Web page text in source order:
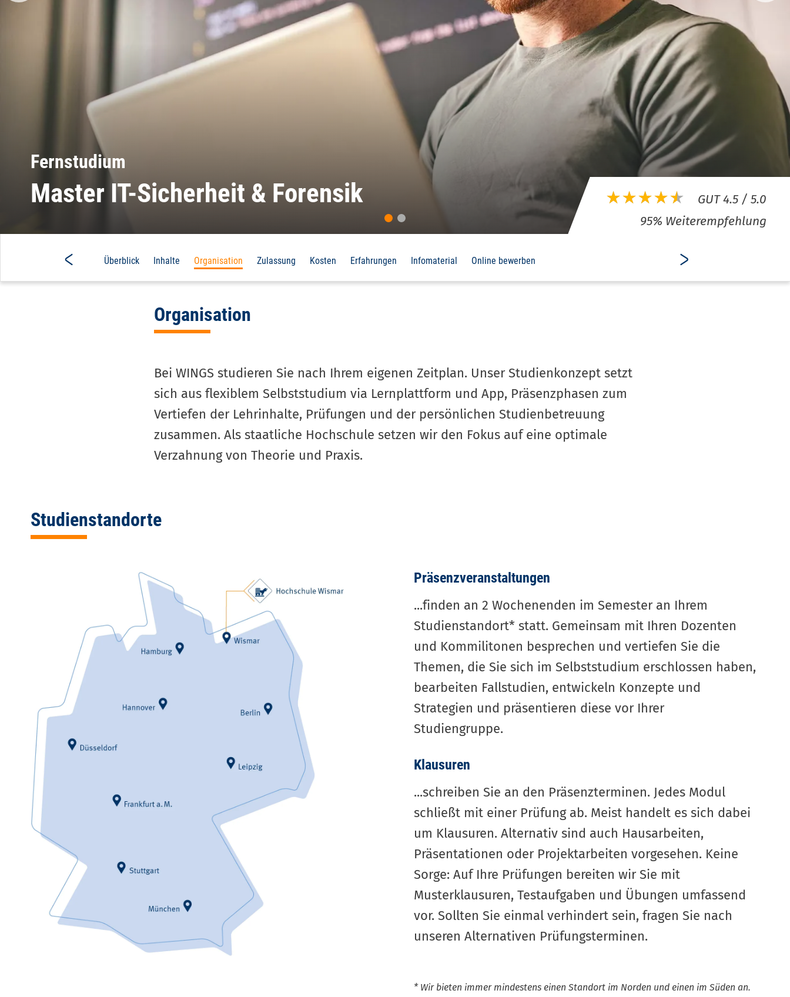
95% Weiterempfehlung
Im Kampf gegen Cybercrime
navigation
Überblick Inhalte Organisation Zulassung Kosten Erfahrungen Infomaterial Online bewerben
Organisation
Bei WINGS studieren Sie nach Ihrem eigenen Zeitplan. Unser Studienkonzept setzt
sich aus flexiblem Selbststudium via Lernplattform und App, Präsenzphasen zum
Vertiefen der Lehrinhalte, Prüfungen und der persönlichen Studien­betreuung
zusammen. Als staatliche Hochschule setzen wir den Fokus auf eine optimale
Verzahnung von Theorie und Praxis.
Studienstandorte
Präsenzveranstaltungen
...finden an ­2 Wochenenden im Semester an Ihrem
Studienstandort* statt. Gemeinsam mit Ihren Dozenten
und Kommilitonen besprechen und vertiefen Sie die
Themen, die Sie sich im Selbststudium erschlossen haben,
bearbeiten Fallstudien, entwickeln Konzepte und
Strategien und präsentieren diese vor Ihrer
Studiengruppe.
Klausuren
...schreiben Sie an den Präsenzterminen. Jedes Modul
schließt mit einer Prüfung ab. Meist handelt es sich dabei
um Klausuren. Alternativ sind auch Hausarbeiten,
Präsentationen oder Projektarbeiten vorgesehen. Keine
Sorge: Auf Ihre Prüfungen bereiten wir Sie mit
Musterklausuren, Testaufgaben und Übungen umfassend
vor. Sollten Sie einmal verhindert sein, fragen Sie nach
unseren Alternativen Prüfungsterminen.
* Wir bieten immer mindestens einen Standort im Norden und einen im Süden an.